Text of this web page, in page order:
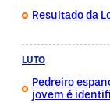
Resultado da
LUTO
Pedreiro
jovem é